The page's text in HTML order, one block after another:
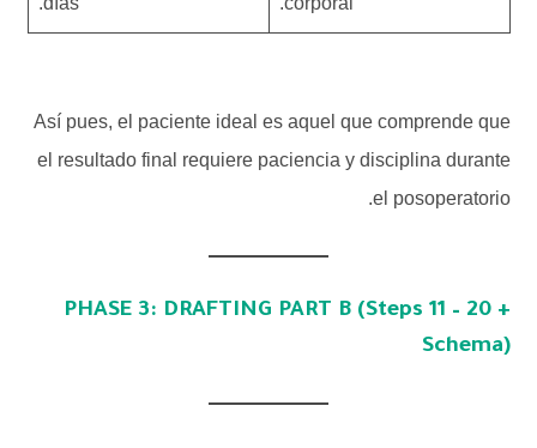
Así pues, el paciente ideal es aquel que comprende que
el resultado final requiere paciencia y disciplina durante
el posoperatorio.
PHASE 3: DRAFTING PART B (Steps 11 – 20 +
Schema)